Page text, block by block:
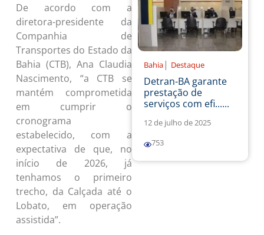
De acordo com a
diretora-presidente da
Companhia de
Transportes do Estado da
Bahia (CTB), Ana Claudia
Nascimento, “a CTB se
mantém comprometida
em cumprir o
cronograma
estabelecido, com a
expectativa de que, no
início de 2026, já
tenhamos o primeiro
trecho, da Calçada até o
Lobato, em operação
assistida”.
Bahia | Destaque
Detran-BA garante
prestação de
serviços com efi......
12 de julho de 2025
753